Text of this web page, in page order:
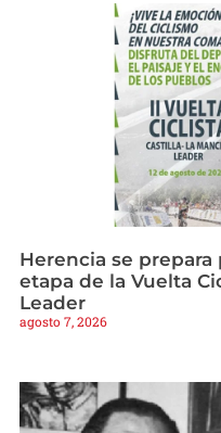
Herencia se
etapa de la Vuelta
Leader
agosto 7, 2026